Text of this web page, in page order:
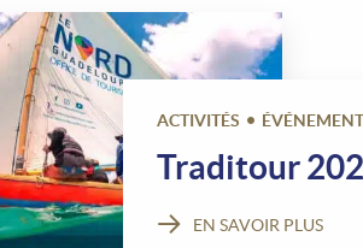
ACTIVITÉS
Traditour
EN SAVOIR PLUS